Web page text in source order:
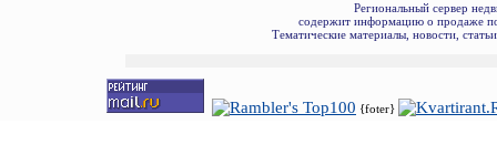
Региональный сервер
содержит информацию о продаже
Тематические материалы, новости,
{foter}